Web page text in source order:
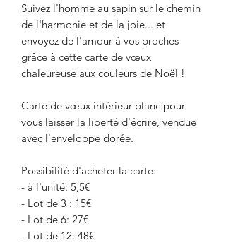
Suivez l'homme au sapin sur le chemin
de l'harmonie et de la joie... et
envoyez de l'amour à vos proches
grâce à cette carte de vœux
chaleureuse aux couleurs de Noël !
Carte de vœux intérieur blanc pour
vous laisser la liberté d'écrire, vendue
avec l'enveloppe dorée.
Possibilité d'acheter la carte:
- à l'unité: 5,5€
- Lot de 3 : 15€
- Lot de 6: 27€
- Lot de 12: 48€